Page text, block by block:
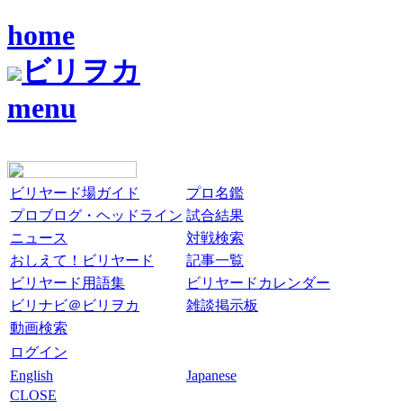
home
ビリヲカ
menu
ビリヤード場ガイド
プロ名鑑
プロブログ・ヘッドライン 試合結果
ニュース
対戦検索
おしえて！ビリヤード
記事一覧
ビリヤード用語集
ビリヤードカレンダー
ビリナビ＠ビリヲカ
雑談掲示板
動画検索
ログイン
English
Japanese
CLOSE